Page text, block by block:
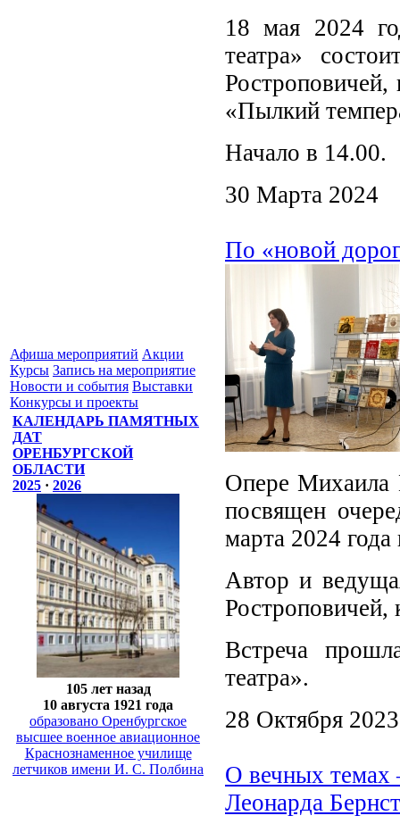
Афиша мероприятий Акции
Курсы Запись на мероприятие
Новости и события Выставки
Конкурсы и проекты
КАЛЕНДАРЬ ПАМЯТНЫХ
ДАТ
ОРЕНБУРГСКОЙ
ОБЛАСТИ
2025 · 2026
105 лет назад
10 августа 1921 года
образовано Оренбургское
высшее военное авиационное
Краснознаменное училище
летчиков имени И. С. Полбина
18 мая 2024
театра»
Ростроповичей,
«Пылкий
Начало в 14.00.
30 Марта 2024
По «новой
Опере Михаила
посвящен
марта 2024
Автор и
Ростроповичей,
Встреча
театра».
28 Октября 2023
О вечных темах
Леонарда